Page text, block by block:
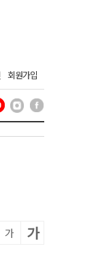
회원가입
가 가